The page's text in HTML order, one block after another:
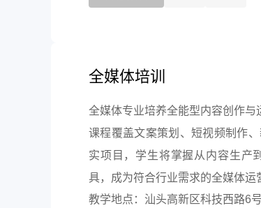
全媒体培训
全媒体专业培养全能型内容创作与
课程覆盖文案策划、短视频制作
实项目，学生将掌握从内容生产
具，成为符合行业需求的全媒体运
教学地点：汕头高新区科技西路6